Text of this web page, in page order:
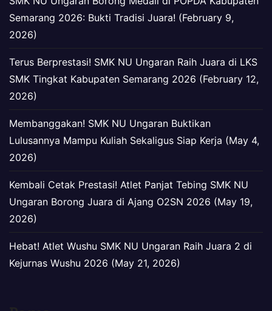
Semarang 2026: Bukti Tradisi Juara! (February 9,
2026)
Terus Berprestasi! SMK NU Ungaran Raih Juara di LKS
SMK Tingkat Kabupaten Semarang 2026 (February 12,
2026)
Membanggakan! SMK NU Ungaran Buktikan
Lulusannya Mampu Kuliah Sekaligus Siap Kerja (May 4,
2026)
Kembali Cetak Prestasi! Atlet Panjat Tebing SMK NU
Ungaran Borong Juara di Ajang O2SN 2026 (May 19,
2026)
Hebat! Atlet Wushu SMK NU Ungaran Raih Juara 2 di
Kejurnas Wushu 2026 (May 21, 2026)